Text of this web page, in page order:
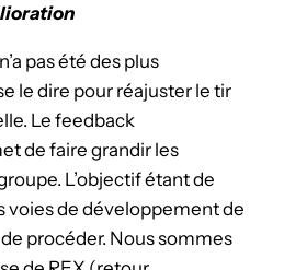
pas été des plus
le dire pour réajuster le tir
Le feedback
de faire grandir les
L’objectif étant de
voies de développement de
procéder. Nous sommes